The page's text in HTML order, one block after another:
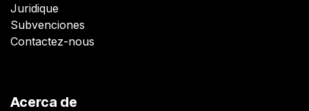
Juridique
Subvenciones
Contactez-nous
Acerca de